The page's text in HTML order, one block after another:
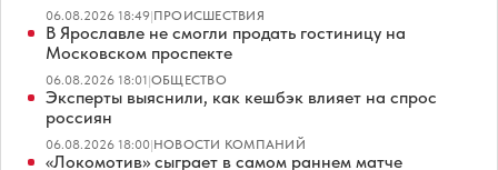
06.08.2026 18:49|ПРОИСШЕСТВИЯ
В Ярославле не смогли продать гостиницу на
Московском проспекте
06.08.2026 18:01|ОБЩЕСТВО
Эксперты выяснили, как кешбэк влияет на спрос
россиян
06.08.2026 18:00|НОВОСТИ КОМПАНИЙ
«Локомотив» сыграет в самом раннем матче